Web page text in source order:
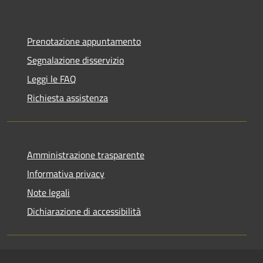
Prenotazione appuntamento
Segnalazione disservizio
Leggi le FAQ
Richiesta assistenza
Amministrazione trasparente
Informativa privacy
Note legali
Dichiarazione di accessibilità